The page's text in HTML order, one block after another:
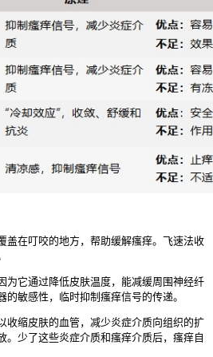
盖在叮咬的地方，帮助缓解瘙痒。飞速法收
为它通过降低皮肤温度，能减缓周围神经纤
敏感性，临时抑制瘙痒信号的传递。
收缩皮肤的血管，减少炎症介质向组织的扩
。少了这些炎症介质和瘙痒介质后，瘙痒自